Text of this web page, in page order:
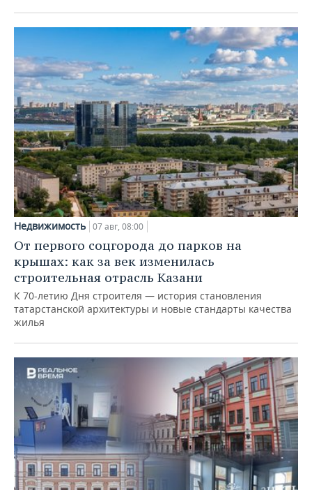
Недвижимость 07 авг, 08:00
От первого соцгорода до парков на
крышах: как за век изменилась
строительная отрасль Казани
К 70-летию Дня строителя — история становления
татарстанской архитектуры и новые стандарты качества
жилья